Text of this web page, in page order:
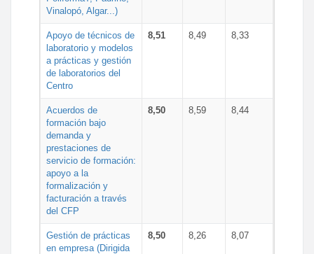
Vinalopó, Algar...)
Apoyo de técnicos de
laboratorio y modelos
a prácticas y gestión
de laboratorios del
Centro
8,51 8,49 8,33
Acuerdos de
formación bajo
demanda y
prestaciones de
servicio de formación:
apoyo a la
formalización y
facturación a través
del CFP
8,50 8,59 8,44
Gestión de prácticas
en empresa (Dirigida
8,50 8,26 8,07